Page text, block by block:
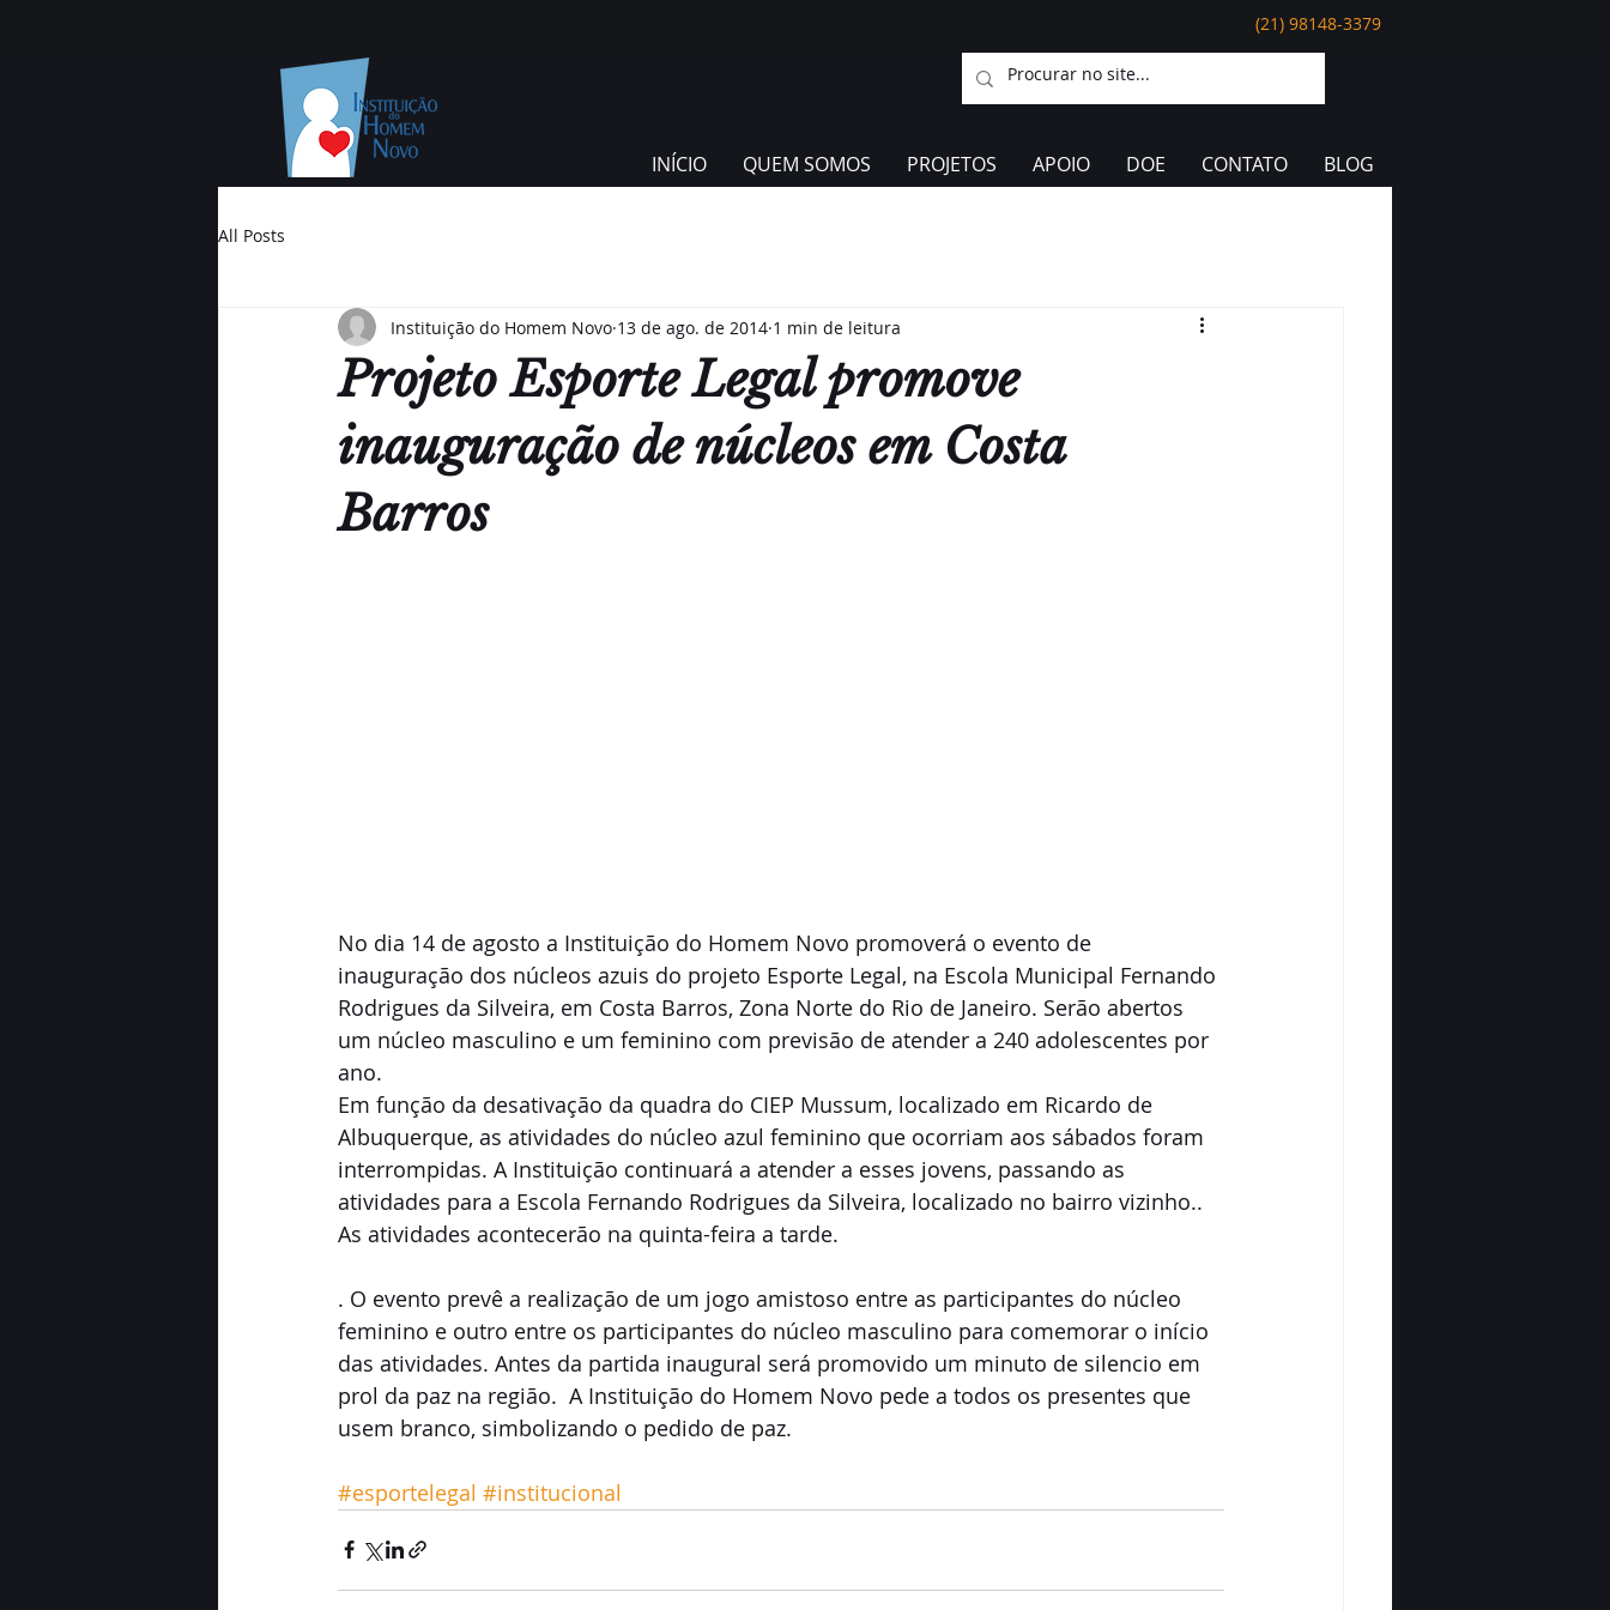
(21) 98148-3379
INÍCIO QUEM SOMOS PROJETOS APOIO DOE CONTATO BLOG
All Posts
Projeto Esporte Legal promove
inauguração de núcleos em Costa
Barros
Instituição do Homem Novo 13 de ago. de 2014 1 min de leitura
No dia 14 de agosto a Instituição do Homem Novo promoverá o evento de
inauguração dos núcleos azuis do projeto Esporte Legal, na Escola Municipal Fernando
Rodrigues da Silveira, em Costa Barros, Zona Norte do Rio de Janeiro. Serão abertos
um núcleo masculino e um feminino com previsão de atender a 240 adolescentes por
ano.
Em função da desativação da quadra do CIEP Mussum, localizado em Ricardo de
Albuquerque, as atividades do núcleo azul feminino que ocorriam aos sábados foram
interrompidas. A Instituição continuará a atender a esses jovens, passando as
atividades para a Escola Fernando Rodrigues da Silveira, localizado no bairro vizinho..
As atividades acontecerão na quinta-feira a tarde.
. O evento prevê a realização de um jogo amistoso entre as participantes do núcleo
feminino e outro entre os participantes do núcleo masculino para comemorar o início
das atividades. Antes da partida inaugural será promovido um minuto de silencio em
prol da paz na região.  A Instituição do Homem Novo pede a todos os presentes que
usem branco, simbolizando o pedido de paz.
#esportelegal #institucional